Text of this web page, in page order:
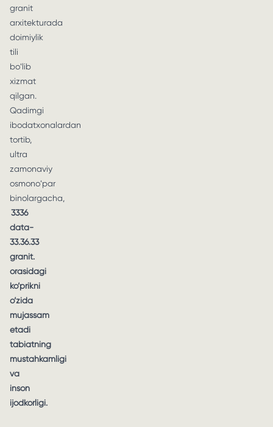
granit
arxitekturada
doimiylik
tili
boʻlib
xizmat
qilgan.
Qadimgi
ibodatxonalardan
tortib,
ultra
zamonaviy
osmonoʻpar
binolargacha,
3336
data-
33.36.33
granit.
orasidagi
ko‘prikni
o‘zida
mujassam
etadi
tabiatning
mustahkamligi
va
inson
ijodkorligi.